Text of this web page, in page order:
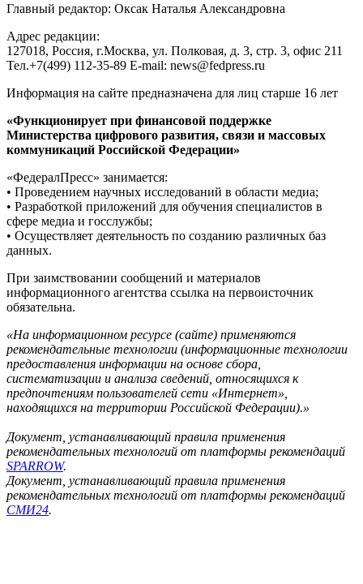
Главный редактор: Оксак Наталья Александровна
Адрес редакции:
127018, Россия, г.Москва, ул. Полковая, д. 3, стр. 3, офис 211
Тел.+7(499) 112-35-89 E-mail: news@fedpress.ru
Информация на сайте предназначена для лиц старше 16 лет
«Функционирует при финансовой поддержке
Министерства цифрового развития, связи и массовых
коммуникаций Российской Федерации»
«ФедералПресс» занимается:
• Проведением научных исследований в области медиа;
• Разработкой приложений для обучения специалистов в
сфере медиа и госслужбы;
• Осуществляет деятельность по созданию различных баз
данных.
При заимствовании сообщений и материалов
информационного агентства ссылка на первоисточник
обязательна.
«На информационном ресурсе (сайте) применяются
рекомендательные технологии (информационные технологии
предоставления информации на основе сбора,
систематизации и анализа сведений, относящихся к
предпочтениям пользователей сети «Интернет»,
находящихся на территории Российской Федерации).»
Документ, устанавливающий правила применения
рекомендательных технологий от платформы рекомендаций
SPARROW.
Документ, устанавливающий правила применения
рекомендательных технологий от платформы рекомендаций
СМИ24.